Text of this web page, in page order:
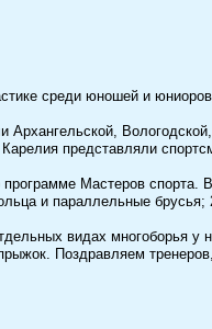
среди юношей и юниоров
Архангельской, Вологодской,
представляли
Мастеров спорта. В
и параллельные брусья;
видах многоборья у
Поздравляем тренеров,